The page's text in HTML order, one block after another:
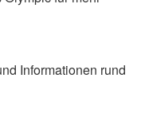
Informationen rund